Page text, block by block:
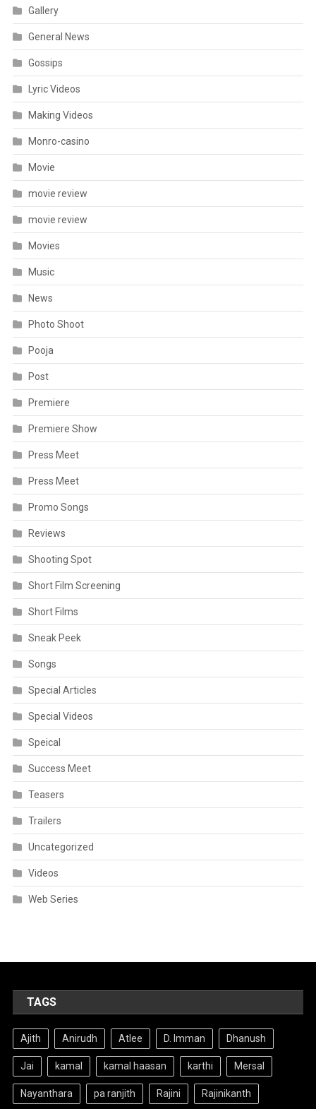
Gallery
General News
Gossips
Lyric Videos
Making Videos
Monro-casino
Movie
movie review
movie review
Movies
Music
News
Photo Shoot
Pooja
Post
Premiere
Premiere Show
Press Meet
Press Meet
Promo Songs
Reviews
Shooting Spot
Short Film Screening
Short Films
Sneak Peek
Songs
Special Articles
Special Videos
Speical
Success Meet
Teasers
Trailers
Uncategorized
Videos
Web Series
TAGS
Ajith Anirudh Atlee D. Imman Dhanush
Jai kamal kamal haasan karthi Mersal
Nayanthara pa ranjith Rajini Rajinikanth